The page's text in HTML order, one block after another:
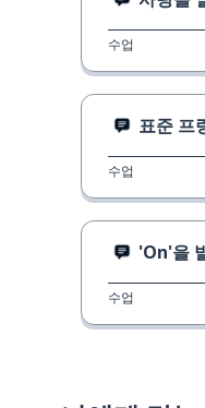
수업
표준 프
수업
'On'을
수업